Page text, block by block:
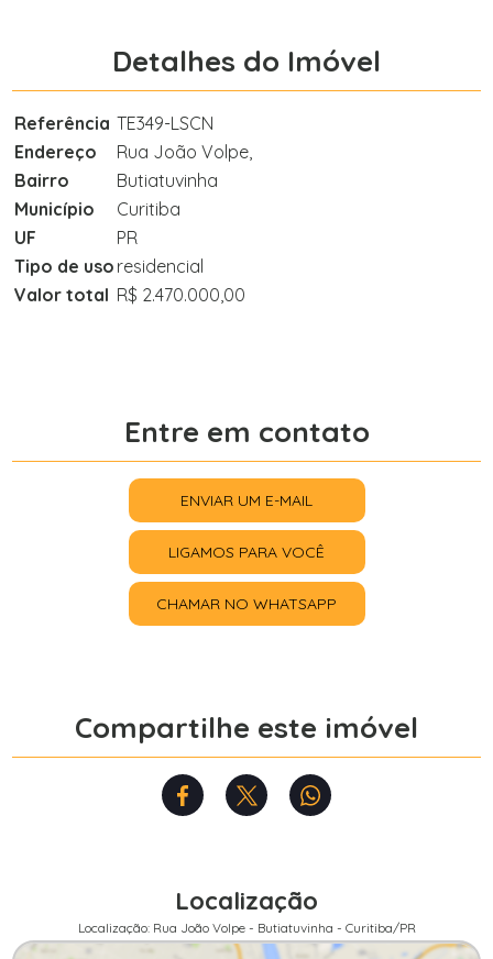
Detalhes do Imóvel
Referência TE349-LSCN
Endereço
Rua João Volpe,
Bairro
Butiatuvinha
Município
Curitiba
UF
PR
Tipo de uso residencial
Valor total R$ 2.470.000,00
Entre em contato
ENVIAR UM E-MAIL
LIGAMOS PARA VOCÊ
CHAMAR NO WHATSAPP
Compartilhe este imóvel
Localização
Localização: Rua João Volpe - Butiatuvinha - Curitiba/PR